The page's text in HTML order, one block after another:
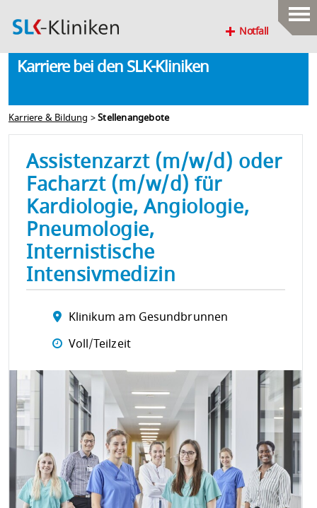
Notfall
Karriere bei den SLK-Kliniken
Karriere & Bildung >Stellenangebote
Assistenzarzt (m/w/d) oder
Facharzt (m/w/d) für
Kardiologie, Angiologie,
Pneumologie,
Internistische
Intensivmedizin
Klinikum am Gesundbrunnen
Voll/Teilzeit